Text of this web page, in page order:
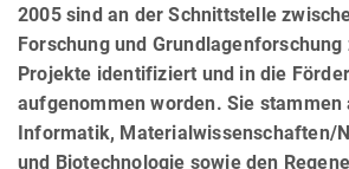
2005 sind an der Schnittstelle
Forschung und
Projekte identifiziert und in die
aufgenommen worden. Sie stammen
Informatik, Materialwissenschaften/
und Biotechnologie sowie den